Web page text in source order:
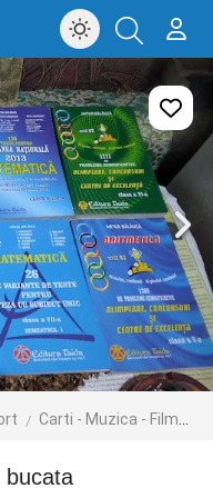
Carti - Muzica - Filme
bucata